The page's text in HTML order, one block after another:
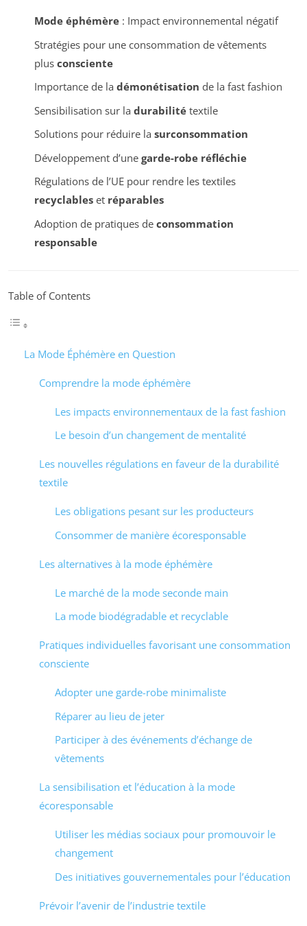
Mode éphémère: Impact environnemental négatif
Stratégies pour une consommation de vêtements
plus consciente
Importance de la démonétisation de la fast fashion
Sensibilisation sur la durabilitétextile
Solutions pour réduire la surconsommation
Développement d’une garde-robe réfléchie
Régulations de l’UE pour rendre les textiles
recyclableset réparables
Adoption de pratiques de consommation
responsable
Table of Contents
La Mode Éphémère en Question
Comprendre la mode éphémère
Les impacts environnementaux de la fast fashion
Le besoin d’un changement de mentalité
Les nouvelles régulations en faveur de la durabilité
textile
Les obligations pesant sur les producteurs
Consommer de manière écoresponsable
Les alternatives à la mode éphémère
Le marché de la mode seconde main
La mode biodégradable et recyclable
Pratiques individuelles favorisant une consommation
consciente
Adopter une garde-robe minimaliste
Réparer au lieu de jeter
Participer à des événements d’échange de
vêtements
La sensibilisation et l’éducation à la mode
écoresponsable
Utiliser les médias sociaux pour promouvoir le
changement
Des initiatives gouvernementales pour l’éducation
Prévoir l’avenir de l’industrie textile